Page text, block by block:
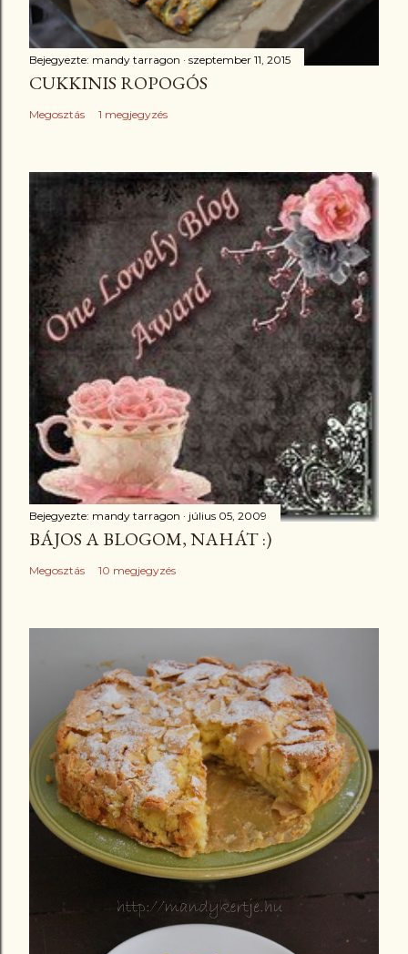
Bejegyezte: mandy tarragon szeptember 11, 2015
CUKKINIS ROPOGÓS
Megosztás 1 megjegyzés
Bejegyezte: mandy tarragon július 05, 2009
BÁJOS A BLOGOM, NAHÁT :)
Megosztás 10 megjegyzés